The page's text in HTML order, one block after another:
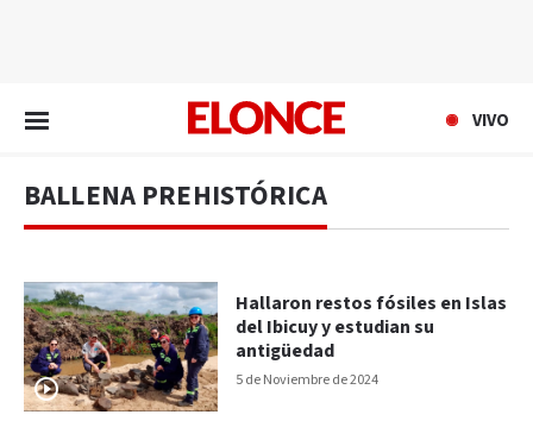
VIVO
BALLENA PREHISTÓRICA
5 de Noviembre de 2024
Hallaron restos fósiles en Islas
del Ibicuy y estudian su
antigüedad